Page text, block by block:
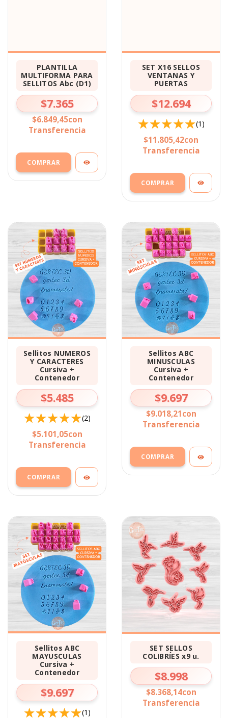
PLANTILLA
MULTIFORMA PARA
SELLITOS Abc (D1)
$7.365
$6.849,45con
Transferencia
SET X16 SELLOS
VENTANAS Y
PUERTAS
$12.694
(1)
$11.805,42con
Transferencia
Sellitos NUMEROS
Y CARACTERES
Cursiva +
Contenedor
$5.485
(2)
$5.101,05con
Transferencia
Sellitos ABC
MINUSCULAS
Cursiva +
Contenedor
$9.697
$9.018,21con
Transferencia
Sellitos ABC
MAYUSCULAS
Cursiva +
Contenedor
$9.697
(1)
SET SELLOS
COLIBRÍES x9 u.
$8.998
$8.368,14con
Transferencia